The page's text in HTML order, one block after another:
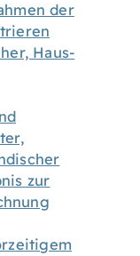
der
Haus-
zur